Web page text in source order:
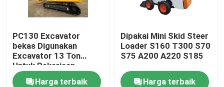
PC130 Excavator
bekas Digunakan
Excavator 13 Ton
Untuk Pekerjaan
Konstruksi
Harga terbaik
Dipakai Mini Skid Steer
Loader S160 T300 S70
S75 A200 A220 S185
Harga terbaik